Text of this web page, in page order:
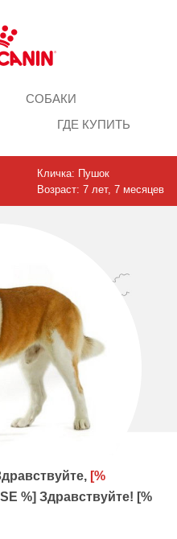
СОБАКИ
ГДЕ КУПИТЬ
Кличка: Пушок
Возраст: 7 лет, 7 месяцев
[%
%] Здравствуйте! [%